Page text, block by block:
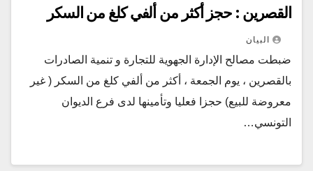
القصرين : حجز أكثر من ألفي كلغ من السكر
البيان
ضبطت مصالح الإدارة الجهوية للتجارة و تنمية الصادرات
بالقصرين ، يوم الجمعة ، أكثر من ألفي كلغ من السكر ( غير
معروضة للبيع) حجزا فعليا وتأمينها لدى فرع الديوان
التونسي…